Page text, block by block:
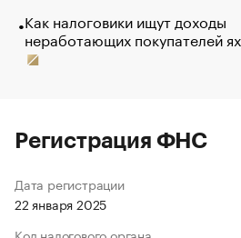
Как налоговики ищут доходы
неработающих покупателей
Регистрация ФНС
Дата регистрации
22 января 2025